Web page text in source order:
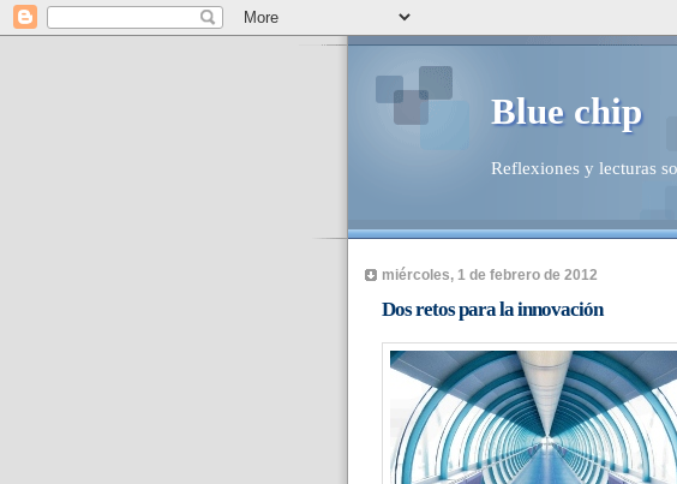
Blue chip
Reflexiones y lecturas
miércoles, 1 de febrero de 2012
Dos retos para la innovación